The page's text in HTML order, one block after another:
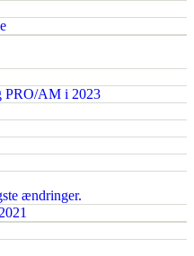
PRO/AM i 2023
ændringer.